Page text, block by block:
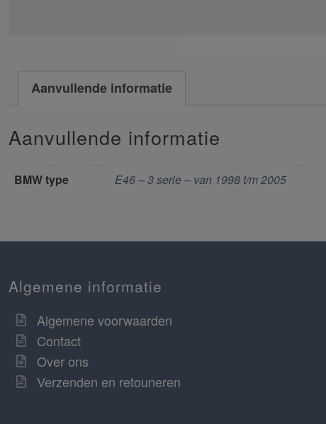
Aanvullende informatie
Aanvullende informatie
BMW type E46 – 3 serie – van 1998 t/m 2005
Algemene informatie
Algemene voorwaarden
Contact
Over ons
Verzenden en retouneren